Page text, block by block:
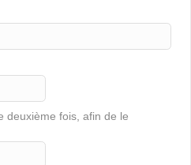
deuxième fois, afin de le